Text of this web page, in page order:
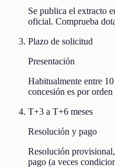
Se publica el extracto
oficial. Comprueba
Plazo de solicitud
Presentación
Habitualmente entre
concesión es por
T+3 a T+6 meses
Resolución y pago
Resolución
pago (a veces